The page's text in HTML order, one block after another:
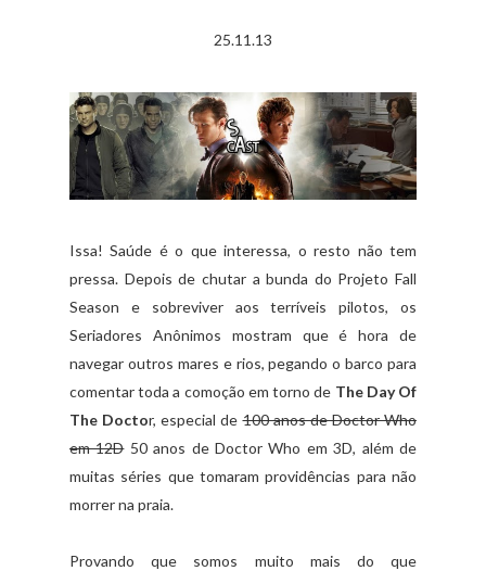
25.11.13
Issa! Saúde é o que interessa, o resto não tem
pressa. Depois de chutar a bunda do Projeto Fall
Season e sobreviver aos terríveis pilotos, os
Seriadores Anônimos mostram que é hora de
navegar outros mares e rios, pegando o barco para
comentar toda a comoção em torno de The Day Of
The Doctor, especial de100 anos de Doctor Who
em 12D50 anos de Doctor Who em 3D, além de
muitas séries que tomaram providências para não
morrer na praia.
Provando que somos muito mais do que